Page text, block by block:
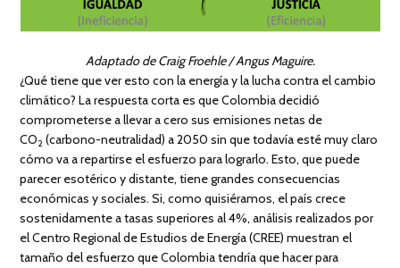
Adaptado de Craig Froehle / Angus Maguire.
¿Qué tiene que ver esto con la energía y la lucha contra el cambio
climático? La respuesta corta es que Colombia decidió
comprometerse a llevar a cero sus emisiones netas de
CO2 (carbono-neutralidad) a 2050 sin que todavía esté muy claro
cómo va a repartirse el esfuerzo para lograrlo. Esto, que puede
parecer esotérico y distante, tiene grandes consecuencias
económicas y sociales. Si, como quisiéramos, el país crece
sostenidamente a tasas superiores al 4%, análisis realizados por
el Centro Regional de Estudios de Energía (CREE) muestran el
tamaño del esfuerzo que Colombia tendría que hacer para